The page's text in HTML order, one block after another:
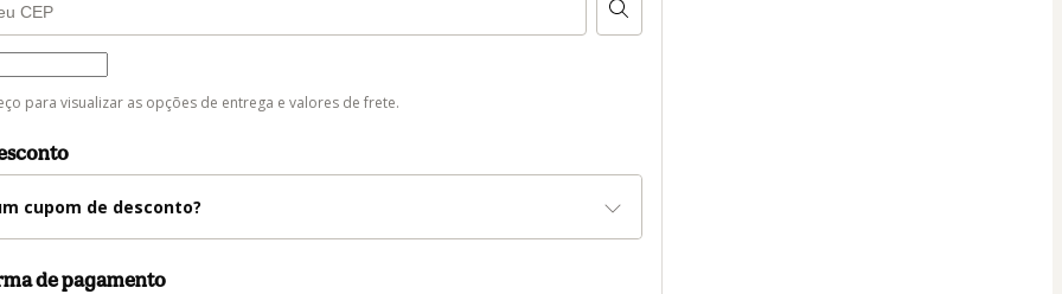
para visualizar as opções de entrega e valores de frete.
cupom de desconto?
de pagamento